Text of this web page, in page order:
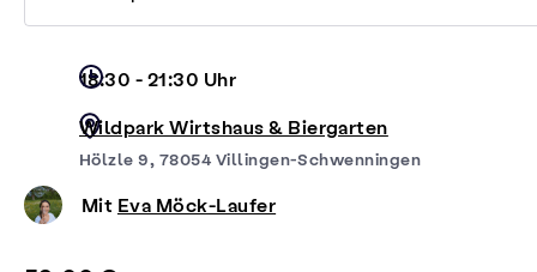
18:30 - 21:30 Uhr
Wildpark Wirtshaus & Biergarten
Hölzle 9, 78054 Villingen-Schwenningen
Mit Eva Möck-Laufer